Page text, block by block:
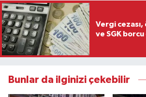
Vergi
ve SGK
Bunlar da ilginizi çekebilir